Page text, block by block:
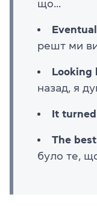
що...
решт ми
Looking
назад, я
It
The
було те,